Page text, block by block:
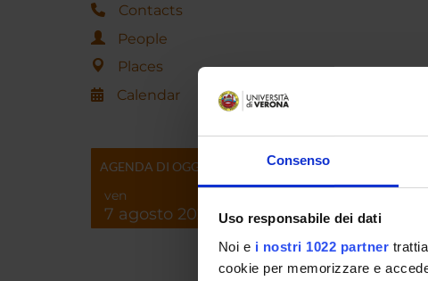
Consenso
Uso responsabile dei dati
Noi e i nostri 1022 partner
cookie per memorizzare e
Contacts
People
Places
Calendar
AGENDA DI OGGI
ven
7 agosto 2026